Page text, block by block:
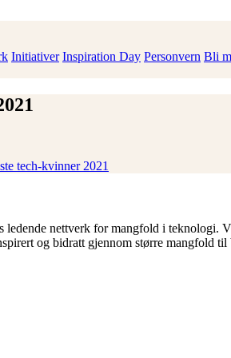
Initiativer Inspiration Day Personvern Bli
tech-kvinner 2021
nettverk for mangfold i teknologi.
og bidratt gjennom større mangfold